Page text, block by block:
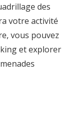
des
votre activité
vous pouvez
et explorer